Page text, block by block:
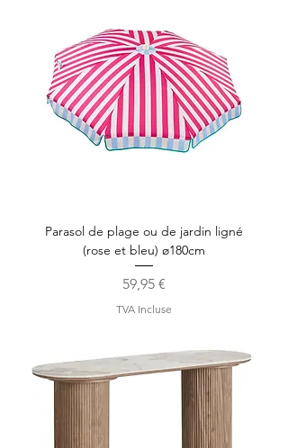
Parasol de plage ou de jardin ligné
(rose et bleu) ø180cm
Prix
59,95 €
TVA Incluse